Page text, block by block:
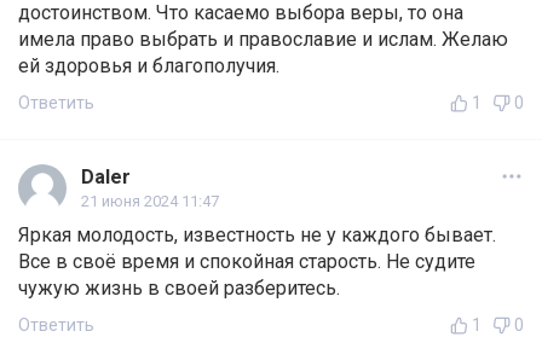
достоинством. Что касаемо выбора веры, то она
имела право выбрать и православие и ислам. Желаю
ей здоровья и благополучия.
Ответить 1 0
Daler
21 июня 2024 11:47
Яркая молодость, известность не у каждого бывает.
Все в своё время и спокойная старость. Не судите
чужую жизнь в своей разберитесь.
Ответить 1 0